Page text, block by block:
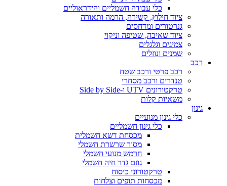
כלי עבודה חשמליים והידראוליים
ציוד חילוץ, קשירה, הרמה ותאורה
גנרטורים ומדחסים
ציוד שאיבה, שטיפה וניקוי
צמיגים וגלגלים
שמנים ונוזלים
רכב
רכב פרטי ורכב שטח
טנדרים ורכב מסחרי
טרקטורונים UTV ו-Side by Side
משאיות קלות
גינון
כלי גינון מנועיים
כלי גינון חשמליים
מכסחת דשא חשמלית
מסור שרשרת חשמלי
חרמש מנועי חשמלי
גוזם גדר חיה חשמלי
טרקטורוני כיסוח
מכסחות תופים וצלחות